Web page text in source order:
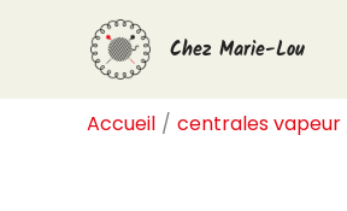
Chez Marie-Lou
Accueil centrales vapeur